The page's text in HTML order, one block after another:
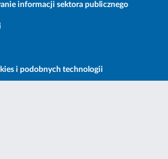
informacji sektora publicznego
i podobnych technologii